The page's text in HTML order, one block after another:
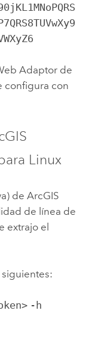
Adaptor de
configura con
Linux
de ArcGIS
de línea de
extrajo el
-h